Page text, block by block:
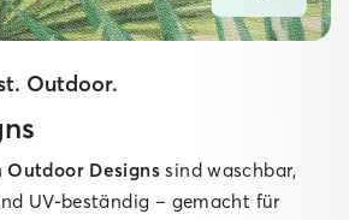
Outdoor.
Outdoor Designs sind waschbar,
UV-beständig – gemacht für